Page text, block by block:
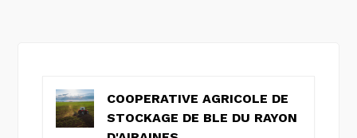
COOPERATIVE AGRICOLE DE
STOCKAGE DE BLE DU RAYON